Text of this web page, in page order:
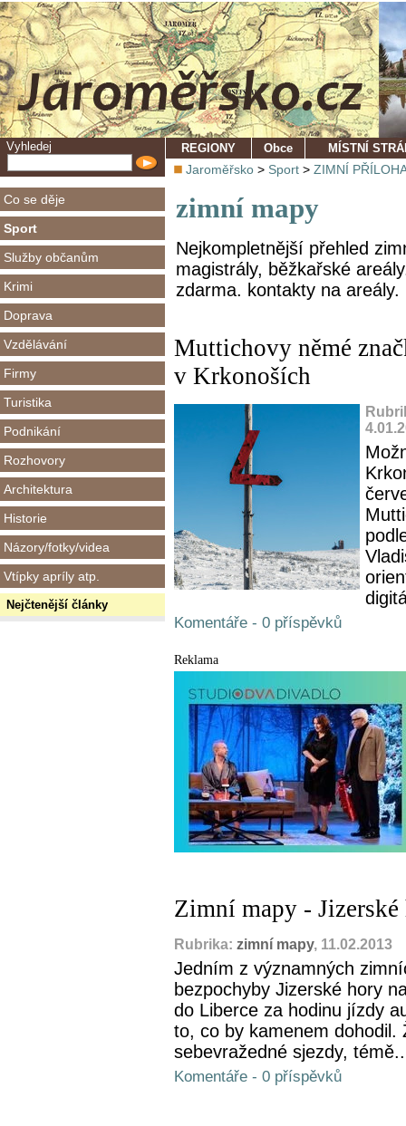
Vyhledej
Co se děje
Sport
Služby občanům
Krimi
Doprava
Vzdělávání
Firmy
Turistika
Podnikání
Rozhovory
Architektura
Historie
Názory/fotky/videa
Vtípky apríly atp.
Nejčtenější články
REGIONY Obce MÍSTNÍ
Jaroměřsko > Sport > ZIMNÍ PŘÍLOHA
zimní mapy
Nejkompletnější přehled
magistrály, běžkařské
zdarma. kontakty na
Muttichovy němé
v Krkonoších
Komentáře - 0 příspěvků
Reklama
Zimní mapy - Jizerské
Rubrika: zimní mapy, 11.02.2013
Jedním z významných
bezpochyby Jizerské hory
do Liberce za hodinu jízdy
to, co by kamenem dohodil.
sebevražedné sjezdy,
Komentáře - 0 příspěvků